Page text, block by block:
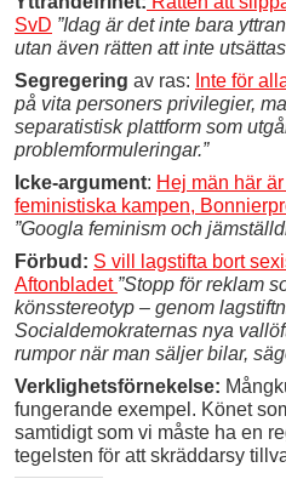
SvD ”Idag är det inte bara
utan även rätten att inte
Segregering av ras: Inte för
på vita personers privilegier,
separatistisk plattform som
problemformuleringar.”
Icke-argument: Hej män här
feministiska kampen,
”Googla feminism och
Förbud: S vill lagstifta bort
Aftonbladet ”Stopp för reklam
könsstereotyp – genom
Socialdemokraternas nya
rumpor när man säljer bilar,
Verklighetsförnekelse:
fungerande exempel. Könet
samtidigt som vi måste ha en
tegelsten för att skräddarsy